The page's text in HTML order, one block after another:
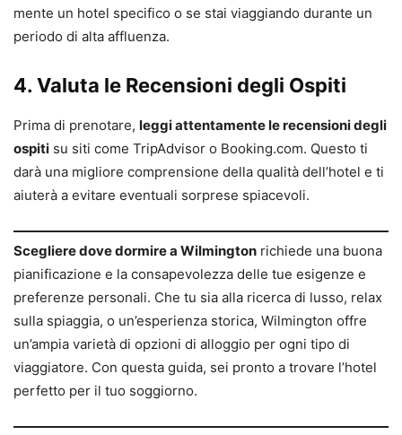
mente un hotel specifico o se stai viaggiando durante un
periodo di alta affluenza.
4. Valuta le Recensioni degli Ospiti
Prima di prenotare, leggi attentamente le recensioni degli
ospiti su siti come TripAdvisor o Booking.com. Questo ti
darà una migliore comprensione della qualità dell’hotel e ti
aiuterà a evitare eventuali sorprese spiacevoli.
Scegliere dove dormire a Wilmington richiede una buona
pianificazione e la consapevolezza delle tue esigenze e
preferenze personali. Che tu sia alla ricerca di lusso, relax
sulla spiaggia, o un’esperienza storica, Wilmington offre
un’ampia varietà di opzioni di alloggio per ogni tipo di
viaggiatore. Con questa guida, sei pronto a trovare l’hotel
perfetto per il tuo soggiorno.